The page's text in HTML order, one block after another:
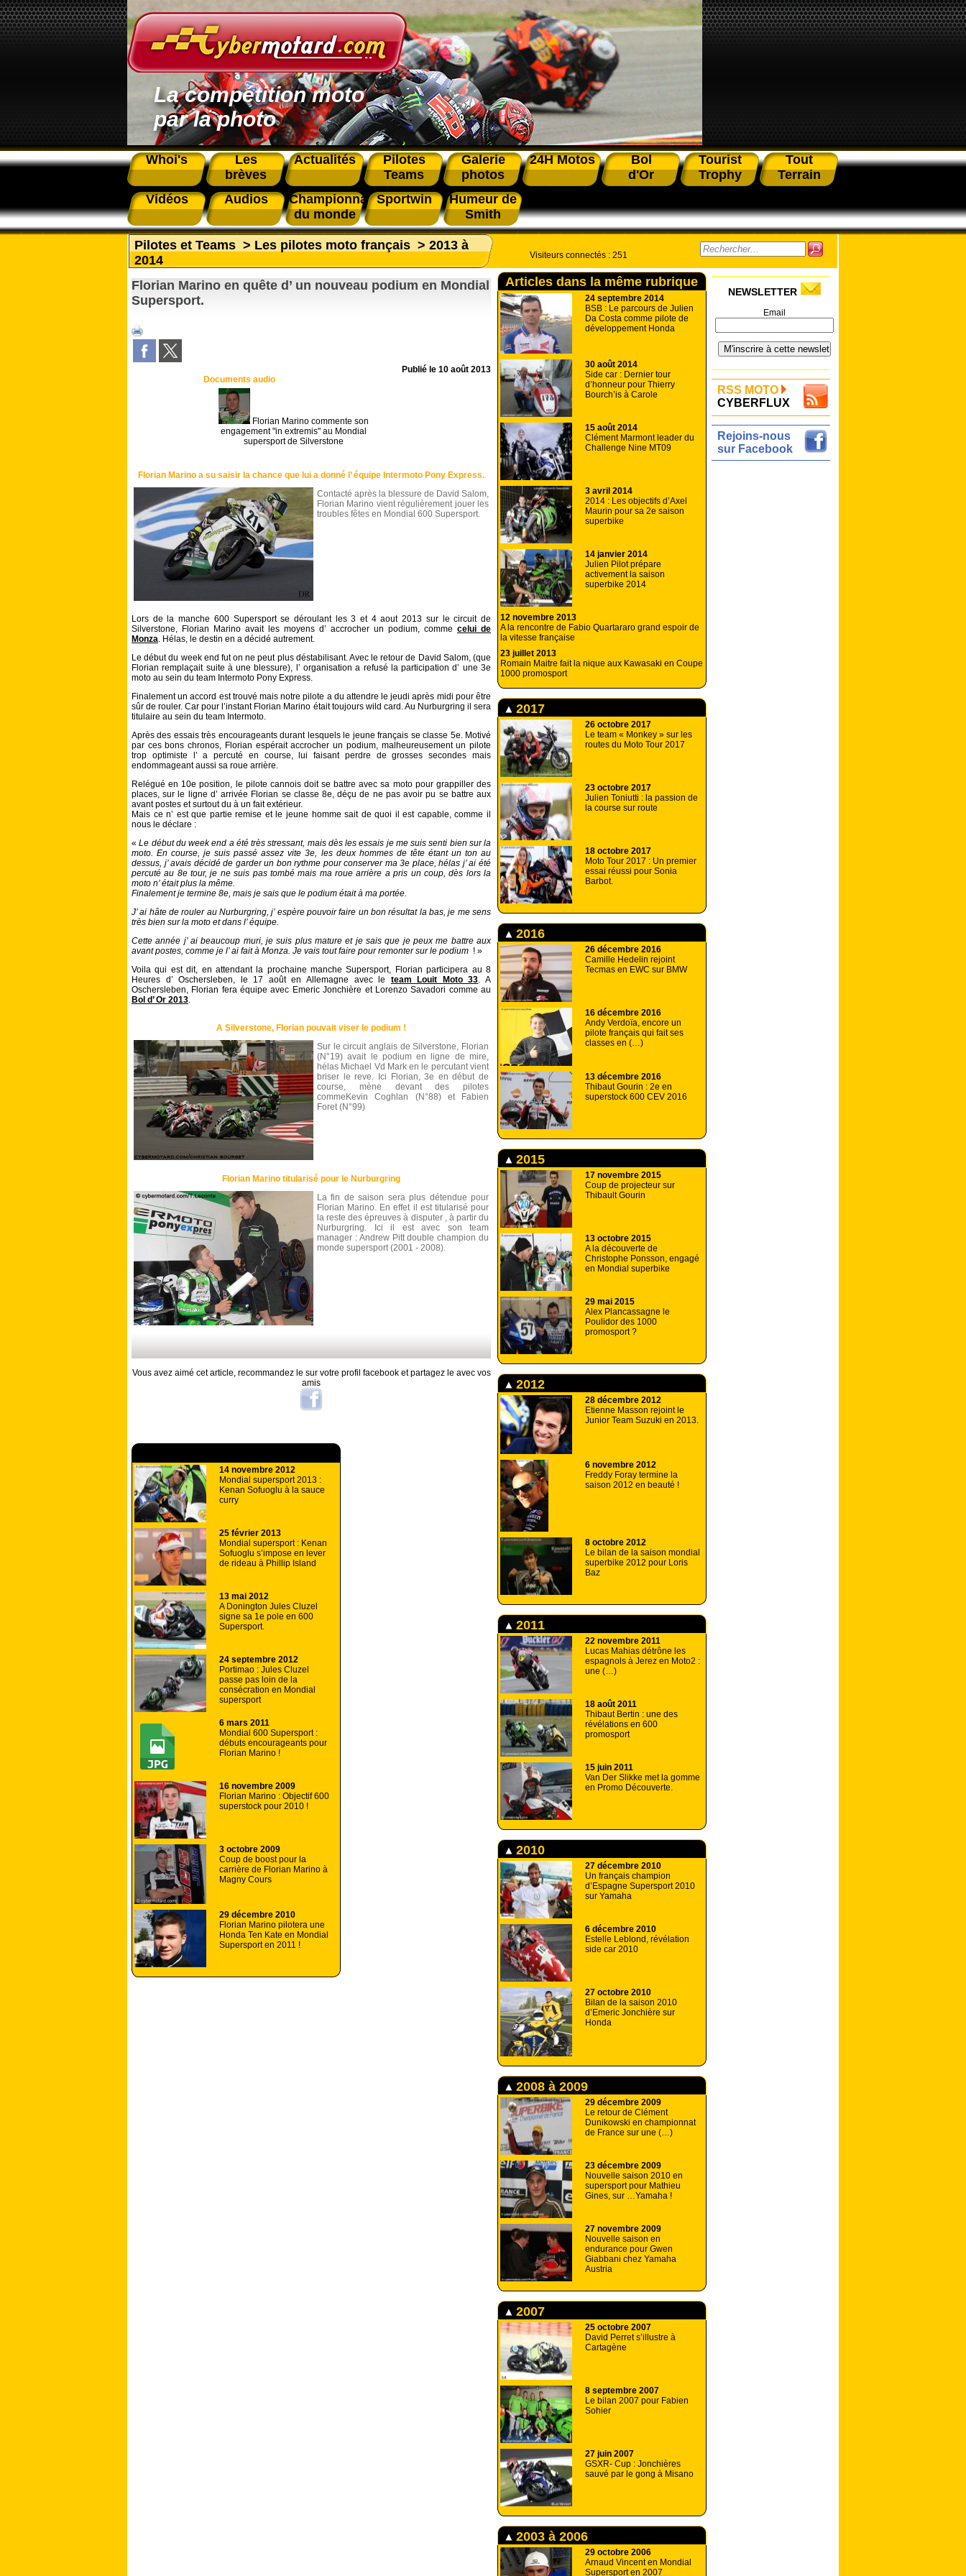
La compétition moto
par la photo
Whoi's
Les
brèves
Actualités
Pilotes
Teams
Galerie
photos
24H Motos
Bol
d'Or
Tourist
Trophy
Tout
Terrain
Vidéos
Audios
Championnat
du monde
Sportwin
Humeur de
Smith
Pilotes et Teams > Les pilotes moto français > 2013 à
2014
Florian Marino en quête d’ un nouveau podium en Mondial
Supersport.
Publié le 10 août 2013
Documents audio
Florian Marino commente son
engagement "in extremis" au Mondial
supersport de Silverstone
Florian Marino a su saisir la chance que lui a donné l’ équipe Intermoto Pony Express.
Contacté après la blessure de David Salom,
Florian Marino vient régulièrement jouer les
troubles fêtes en Mondial 600 Supersport.
Lors de la manche 600 Supersport se déroulant les 3 et 4 aout 2013 sur le circuit de
Silverstone, Florian Marino avait les moyens d’ accrocher un podium, comme celui de
Monza. Hélas, le destin en a décidé autrement.
Le début du week end fut on ne peut plus déstabilisant. Avec le retour de David Salom, (que
Florian remplaçait suite à une blessure), l’ organisation a refusé la participation d’ une 3e
moto au sein du team Intermoto Pony Express.
Finalement un accord est trouvé mais notre pilote a du attendre le jeudi après midi pour être
sûr de rouler. Car pour l’instant Florian Marino était toujours wild card. Au Nurburgring il sera
titulaire au sein du team Intermoto.
Après des essais très encourageants durant lesquels le jeune français se classe 5e. Motivé
par ces bons chronos, Florian espérait accrocher un podium, malheureusement un pilote
trop optimiste l’ a percuté en course, lui faisant perdre de grosses secondes mais
endommageant aussi sa roue arrière.
Relégué en 10e position, le pilote cannois doit se battre avec sa moto pour grappiller des
places, sur le ligne d’ arrivée Florian se classe 8e, déçu de ne pas avoir pu se battre aux
avant postes et surtout du à un fait extérieur.
Mais ce n’ est que partie remise et le jeune homme sait de quoi il est capable, comme il
nous le déclare :
«Le début du week end a été très stressant, mais dès les essais je me suis senti bien sur la
moto. En course, je suis passé assez vite 3e, les deux hommes de tête étant un ton au
dessus, j’ avais décidé de garder un bon rythme pour conserver ma 3e place, hélas j’ ai été
percuté au 8e tour, je ne suis pas tombé mais ma roue arrière a pris un coup, dès lors la
moto n’ était plus la même.
Finalement je termine 8e, mais je sais que le podium était à ma portée.
J’ ai hâte de rouler au Nurburgring, j’ espère pouvoir faire un bon résultat la bas, je me sens
très bien sur la moto et dans l’ équipe.
Cette année j’ ai beaucoup muri, je suis plus mature et je sais que je peux me battre aux
avant postes, comme je l’ ai fait à Monza. Je vais tout faire pour remonter sur le podium ! »
Voila qui est dit, en attendant la prochaine manche Supersport, Florian participera au 8
Heures d’ Oschersleben, le 17 août en Allemagne avec le team Louit Moto 33. A
Oschersleben, Florian fera équipe avec Emeric Jonchière et Lorenzo Savadori comme au
Bol d’ Or 2013.
A Silverstone, Florian pouvait viser le podium !
Sur le circuit anglais de Silverstone, Florian
(N°19) avait le podium en ligne de mire,
hélas Michael Vd Mark en le percutant vient
briser le reve. Ici Florian, 3e en début de
course, mène devant des pilotes
commeKevin Coghlan (N°88) et Fabien
Foret (N°99)
Florian Marino titularisé pour le Nurburgring
La fin de saison sera plus détendue pour
Florian Marino. En effet il est titularisé pour
la reste des épreuves à disputer , à partir du
Nurburgring. Ici il est avec son team
manager : Andrew Pitt double champion du
monde supersport (2001 - 2008).
Vous avez aimé cet article, recommandez le sur votre profil facebook et partagez le avec vos
amis
14 novembre 2012
Mondial supersport 2013 :
Kenan Sofuoglu à la sauce
curry
25 février 2013
Mondial supersport : Kenan
Sofuoglu s’impose en lever
de rideau à Phillip Island
13 mai 2012
A Donington Jules Cluzel
signe sa 1e pole en 600
Supersport.
24 septembre 2012
Portimao : Jules Cluzel
passe pas loin de la
consécration en Mondial
supersport
6 mars 2011
Mondial 600 Supersport :
débuts encourageants pour
Florian Marino !
16 novembre 2009
Florian Marino : Objectif 600
superstock pour 2010 !
3 octobre 2009
Coup de boost pour la
carrière de Florian Marino à
Magny Cours
29 décembre 2010
Florian Marino pilotera une
Honda Ten Kate en Mondial
Supersport en 2011 !
Visiteurs connectés : 251
Articles dans la même rubrique
24 septembre 2014
BSB : Le parcours de Julien
Da Costa comme pilote de
développement Honda
30 août 2014
Side car : Dernier tour
d’honneur pour Thierry
Bourch’is à Carole
15 août 2014
Clément Marmont leader du
Challenge Nine MT09
3 avril 2014
2014 : Les objectifs d’Axel
Maurin pour sa 2e saison
superbike
14 janvier 2014
Julien Pilot prépare
activement la saison
superbike 2014
12 novembre 2013
A la rencontre de Fabio Quartararo grand espoir de
la vitesse française
23 juillet 2013
Romain Maitre fait la nique aux Kawasaki en Coupe
1000 promosport
2017
26 octobre 2017
Le team « Monkey » sur les
routes du Moto Tour 2017
23 octobre 2017
Julien Toniutti : la passion de
la course sur route
18 octobre 2017
Moto Tour 2017 : Un premier
essai réussi pour Sonia
Barbot.
2016
26 décembre 2016
Camille Hedelin rejoint
Tecmas en EWC sur BMW
16 décembre 2016
Andy Verdoïa, encore un
pilote français qui fait ses
classes en (…)
13 décembre 2016
Thibaut Gourin : 2e en
superstock 600 CEV 2016
2015
17 novembre 2015
Coup de projecteur sur
Thibault Gourin
13 octobre 2015
A la découverte de
Christophe Ponsson, engagé
en Mondial superbike
29 mai 2015
Alex Plancassagne le
Poulidor des 1000
promosport ?
2012
28 décembre 2012
Etienne Masson rejoint le
Junior Team Suzuki en 2013.
6 novembre 2012
Freddy Foray termine la
saison 2012 en beauté !
8 octobre 2012
Le bilan de la saison mondial
superbike 2012 pour Loris
Baz
2011
22 novembre 2011
Lucas Mahias détrône les
espagnols à Jerez en Moto2 :
une (…)
18 août 2011
Thibaut Bertin : une des
révélations en 600
promosport
15 juin 2011
Van Der Slikke met la gomme
en Promo Découverte.
2010
27 décembre 2010
Un français champion
d’Espagne Supersport 2010
sur Yamaha
6 décembre 2010
Estelle Leblond, révélation
side car 2010
27 octobre 2010
Bilan de la saison 2010
d’Emeric Jonchière sur
Honda
2008 à 2009
29 décembre 2009
Le retour de Clément
Dunikowski en championnat
de France sur une (…)
23 décembre 2009
Nouvelle saison 2010 en
supersport pour Mathieu
Gines, sur …Yamaha !
27 novembre 2009
Nouvelle saison en
endurance pour Gwen
Giabbani chez Yamaha
Austria
2007
25 octobre 2007
David Perret s’illustre à
Cartagène
8 septembre 2007
Le bilan 2007 pour Fabien
Sohier
27 juin 2007
GSXR- Cup : Jonchières
sauvé par le gong à Misano
2003 à 2006
29 octobre 2006
Arnaud Vincent en Mondial
Supersport en 2007
NEWSLETTER
Email
RSS MOTO
CYBERFLUX
Rejoins-nous
sur Facebook